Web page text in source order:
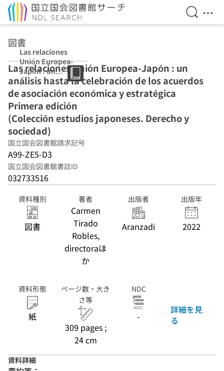
検索を
メ
図書
Las relaciones
Unión Europea-
Japón : un
análisis hasta la
celebración de
los acuerdos de
asociación
económica y
estratégica
Primera edición
(Colección
estudios
japoneses.
Derecho y
sociedad)
Las relaciones Unión Europea-Japón : un
análisis hasta la celebración de los acuerdos
de asociación económica y estratégica
Primera edición
(Colección estudios japoneses. Derecho y
sociedad)
国立国会図書館請求記号
A99-ZE5-D3
国立国会図書館書誌ID
032733516
資料種別
図書
著者
Carmen
Tirado
Robles,
directoraほ
か
出版者
Aranzadi
出版年
2022
資料形態
紙
ページ数・大き
さ等
309 pages ;
24 cm
NDC
-
詳細を見
る
資料詳細